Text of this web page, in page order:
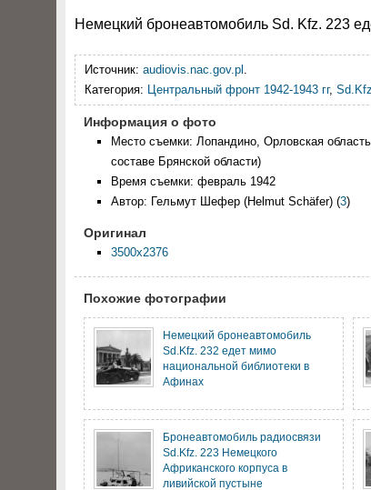
Немецкий бронеавтомобиль Sd. Kfz. 223
Источник: audiovis.nac.gov.pl .
Категория: Центральный фронт 1942-1943 гг,
Информация о фото
Место съемки: Лопандино, Орловская
составе Брянской области)
Время съемки: февраль 1942
Автор: Гельмут Шефер (Helmut Schäfer) (3)
Оригинал
3500x2376
Похожие фотографии
Немецкий бронеавтомобиль
Sd.Kfz. 232 едет мимо
национальной библиотеки в
Афинах
Бронеавтомобиль радиосвязи
Sd.Kfz. 223 Немецкого
Африканского корпуса в
ливийской пустыне